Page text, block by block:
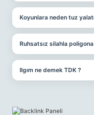
Koyunlara neden tuz
Ruhsatsız silahla
Ilgım ne demek TDK ?